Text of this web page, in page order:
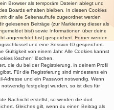
Browser als temporäre Dateien ablegt und
Boards erhalten bleiben. In diesen Cookies
dir alle Seitenaufrufe zugeordnet werden
gelesenen Beiträge (zur Markierung dieser als
bist) sowie Informationen über deine
angemeldet bist) gespeichert. Ferner werden
und eine Session-ID gespeichert.
Gültigkeit von einem Jahr. Alle Cookies kannst
löschen“ löschen.
die du bei der Registrierung, in deinem Profil
Für die Registrierung sind mindestens ein
Adresse und ein Passwort notwendig. Wenn
festgelegt wurden, so ist dies für
Nachricht erstellst, so werden die dort
Gleiches gilt, wenn du einen Beitrag als